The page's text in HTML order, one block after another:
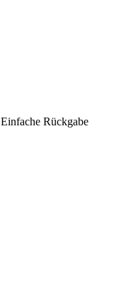
Einfache Rückgabe